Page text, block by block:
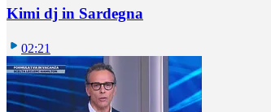
Kimi dj in Sardegna
02:21